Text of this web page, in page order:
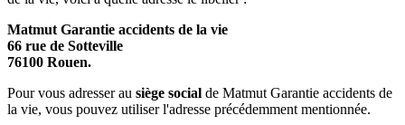
Matmut Garantie accidents de la vie
66 rue de Sotteville
76100 Rouen.
Pour vous adresser au siège social de Matmut Garantie accidents de
la vie, vous pouvez utiliser l'adresse précédemment mentionnée.